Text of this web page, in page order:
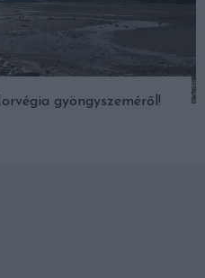
gyöngyszeméről!